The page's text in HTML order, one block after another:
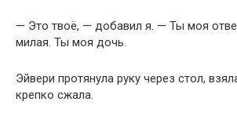
— Это твоё, — добавил я. — Ты моя
милая. Ты моя дочь.
Эйвери протянула руку через стол,
крепко сжала.